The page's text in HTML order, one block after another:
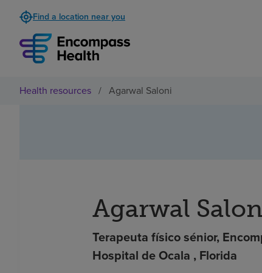
Find a location near you
Health resources / Agarwal Saloni
Agarwal
Terapeuta físico sénior,
Hospital de Ocala , Florida